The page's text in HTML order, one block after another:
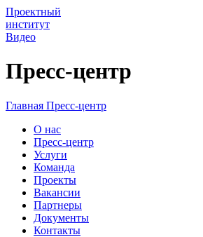
Проектный
институт
Видео
Пресс-центр
Главная Пресс-центр
О нас
Пресс-центр
Услуги
Команда
Проекты
Вакансии
Партнеры
Документы
Контакты